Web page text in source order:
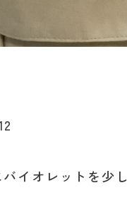
イオレットを少し